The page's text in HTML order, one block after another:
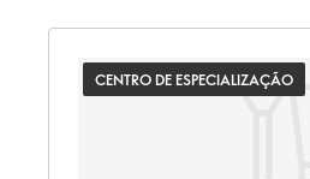
CENTRO DE ESPECIALIZAÇÃO